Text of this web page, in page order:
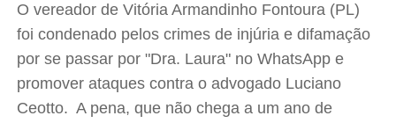
O vereador de Vitória Armandinho Fontoura (PL)
foi condenado pelos crimes de injúria e difamação
por se passar por "Dra. Laura" no WhatsApp e
promover ataques contra o advogado Luciano
Ceotto. A pena, que não chega a um ano de